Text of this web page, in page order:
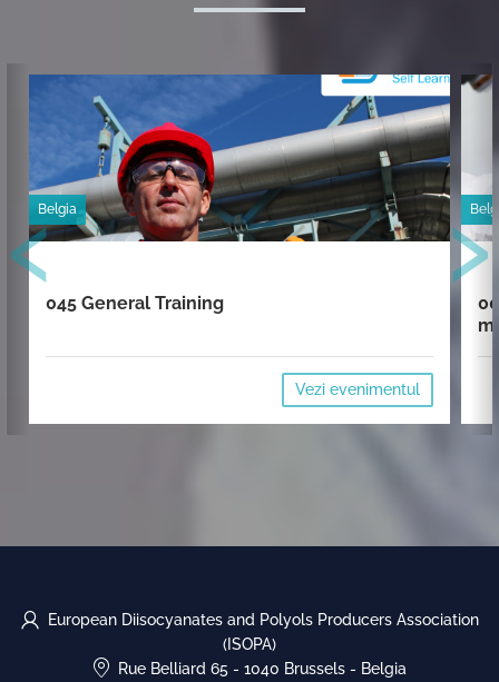
Belgia
045 General Training
Vezi evenimentul
‹ ›
European Diisocyanates and Polyols Producers Association
(ISOPA)
Rue Belliard 65 - 1040 Brussels - Belgia